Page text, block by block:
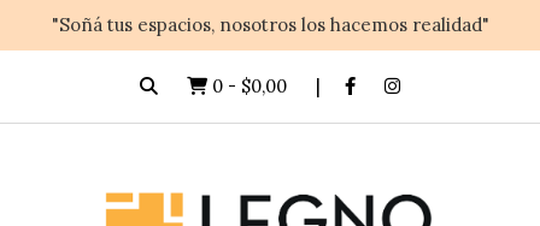
"Soñá tus espacios, nosotros los hacemos realidad"
0 - $0,00